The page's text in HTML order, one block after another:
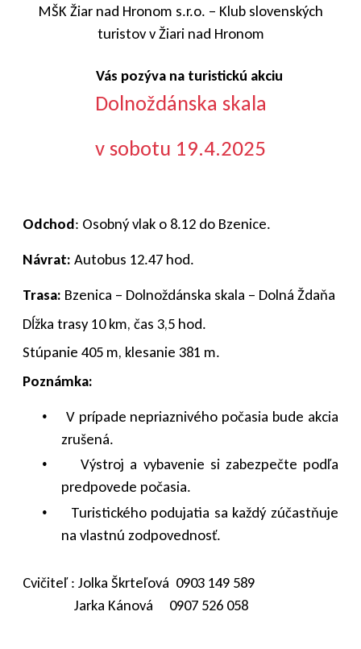
MŠK Žiar nad Hronom s.r.o. – Klub slovenských
turistov v Žiari nad Hronom
Vás pozýva na turistickú akciu
Dolnoždánska skala
v sobotu 19.4.2025
Odchod: Osobný vlak o 8.12 do Bzenice.
Návrat: Autobus 12.47 hod.
Trasa: Bzenica – Dolnoždánska skala – Dolná Ždaňa
Dĺžka trasy 10 km, čas 3,5 hod.
Stúpanie 405 m, klesanie 381 m.
Poznámka:
•
V prípade nepriaznivého počasia bude akcia
zrušená.
•
Výstroj a vybavenie si zabezpečte podľa
predpovede počasia.
•
Turistického podujatia sa každý zúčastňuje
na vlastnú zodpovednosť.
Cvičiteľ : Jolka Škrteľová 0903 149 589
Jarka Kánová
0907 526 058